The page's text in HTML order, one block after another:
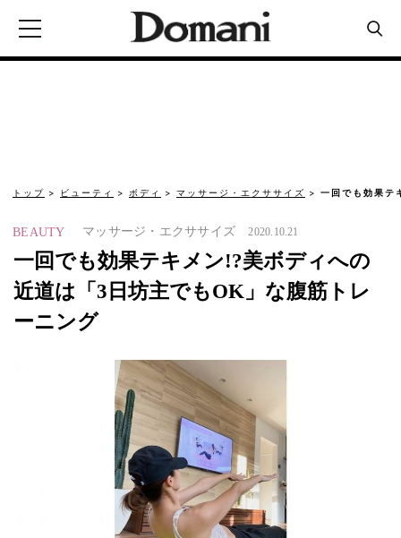
トップ ビューティ ボディ マッサージ・エクササイズ 一回でも効果
BEAUTY マッサージ・エクササイズ 2020.10.21
一回でも効果テキメン!?美ボディへの
近道は「3日坊主でもOK」な腹筋トレ
ーニング